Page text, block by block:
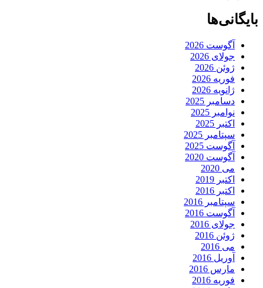
بایگانی‌ها
آگوست 2026
جولای 2026
ژوئن 2026
فوریه 2026
ژانویه 2026
دسامبر 2025
نوامبر 2025
اکتبر 2025
سپتامبر 2025
آگوست 2025
آگوست 2020
می 2020
اکتبر 2019
اکتبر 2016
سپتامبر 2016
آگوست 2016
جولای 2016
ژوئن 2016
می 2016
آوریل 2016
مارس 2016
فوریه 2016